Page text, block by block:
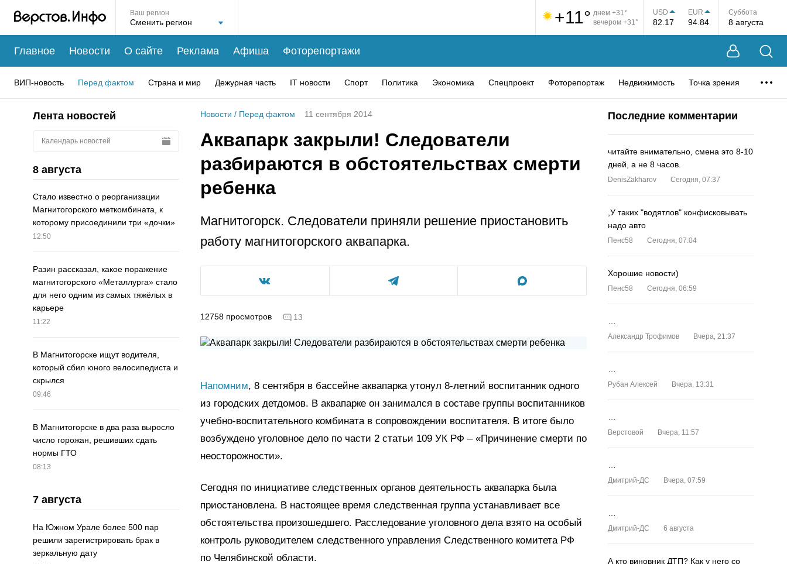
Ваш регион +11° днем +31°
вечером +31°
USD
82.17
EUR
94.84
Суббота
8 августа
Главное Новости О сайте Реклама Афиша Фоторепортажи
ВИП-новость Перед фактом Страна и мир Дежурная часть IT новости Спорт Политика Экономика Спецпроект Фоторепортаж Недвижимость Точка зрения
Лента новостей
Календарь новостей
8 августа
Стало известно о реорганизации
Магнитогорского меткомбината, к
которому присоединили три «дочки»
12:50
Разин рассказал, какое поражение
магнитогорского «Металлурга» стало
для него одним из самых тяжёлых в
карьере
11:22
В Магнитогорске ищут водителя,
который сбил юного велосипедиста и
скрылся
09:46
В Магнитогорске в два раза выросло
число горожан, решивших сдать
нормы ГТО
08:13
7 августа
На Южном Урале более 500 пар
решили зарегистрировать брак в
зеркальную дату
Новости / Перед фактом 11 сентября 2014
Аквапарк закрыли! Следователи
разбираются в обстоятельствах смерти
ребенка
Магнитогорск. Следователи приняли решение приостановить
работу магнитогорского аквапарка.
12758 просмотров 13
Напомним, 8 сентября в бассейне аквапарка утонул 8-летний воспитанник одного
из городских детдомов. В аквапарке он занимался в составе группы воспитанников
учебно-воспитательного комбината в сопровождении воспитателя. В итоге было
возбуждено уголовное дело по части 2 статьи 109 УК РФ – «Причинение смерти по
неосторожности».
Сегодня по инициативе следственных органов деятельность аквапарка была
приостановлена. В настоящее время следственная группа устанавливает все
обстоятельства произошедшего. Расследование уголовного дела взято на особый
контроль руководителем следственного управления Следственного комитета РФ
по Челябинской области.
Последние комментарии
читайте внимательно, смена это 8-10
дней, а не 8 часов.
DenisZakharov Сегодня, 07:37
,У таких "водятлов" конфисковывать
надо авто
Пенс58 Сегодня, 07:04
Хорошие новости)
Пенс58 Сегодня, 06:59
Александр Трофимов Вчера, 21:37
Рубан Алексей Вчера, 13:31
Верстовой Вчера, 11:57
Дмитрий-ДС Вчера, 07:59
Дмитрий-ДС 6 августа
А кто виновник ДТП? Как у него со